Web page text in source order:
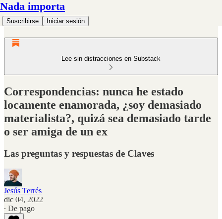
Nada importa
Suscribirse Iniciar sesión
Lee sin distracciones en Substack
Correspondencias: nunca he estado
locamente enamorada, ¿soy demasiado
materialista?, quizá sea demasiado tarde
o ser amiga de un ex
Las preguntas y respuestas de Claves
Jesús Terrés
dic 04, 2022
∙ De pago